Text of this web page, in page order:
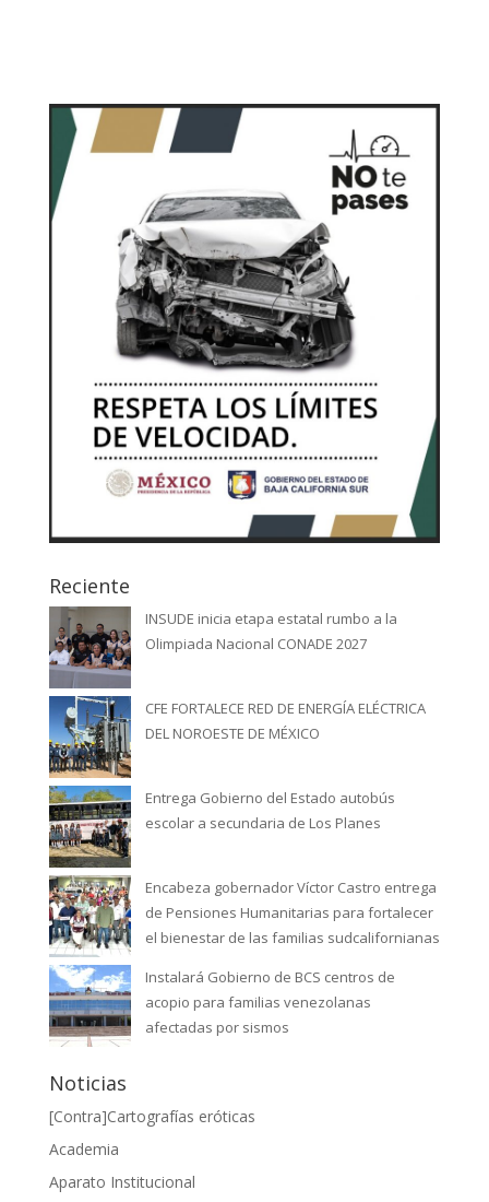
Reciente
INSUDE inicia etapa estatal rumbo a la
Olimpiada Nacional CONADE 2027
CFE FORTALECE RED DE ENERGÍA ELÉCTRICA
DEL NOROESTE DE MÉXICO
Entrega Gobierno del Estado autobús
escolar a secundaria de Los Planes
Encabeza gobernador Víctor Castro entrega
de Pensiones Humanitarias para fortalecer
el bienestar de las familias sudcalifornianas
Instalará Gobierno de BCS centros de
acopio para familias venezolanas
afectadas por sismos
Noticias
[Contra]Cartografías eróticas
Academia
Aparato Institucional